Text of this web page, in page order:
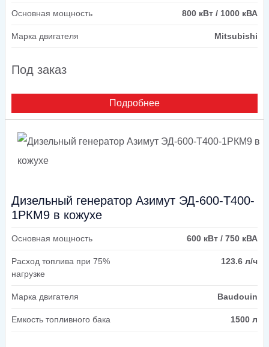
Основная мощность 800 кВт / 1000 кВА
Марка двигателя Mitsubishi
Под заказ
Подробнее
Дизельный генератор Азимут ЭД-600-Т400-
1РКМ9 в кожухе
Основная мощность 600 кВт / 750 кВА
Расход топлива при 75%
нагрузке
123.6 л/ч
Марка двигателя Baudouin
Емкость топливного бака 1500 л